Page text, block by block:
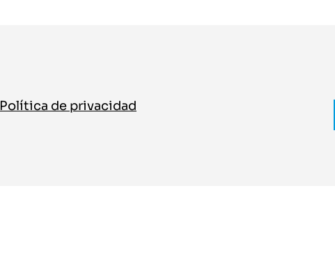
Política de privacidad